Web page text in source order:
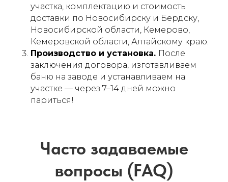
участка, комплектацию и стоимость
доставки по Новосибирску и Бердску,
Новосибирской области, Кемерово,
Кемеровской области, Алтайскому краю.
Производство и установка. После
заключения договора, изготавливаем
баню на заводе и устанавливаем на
участке — через 7–14 дней можно
париться!